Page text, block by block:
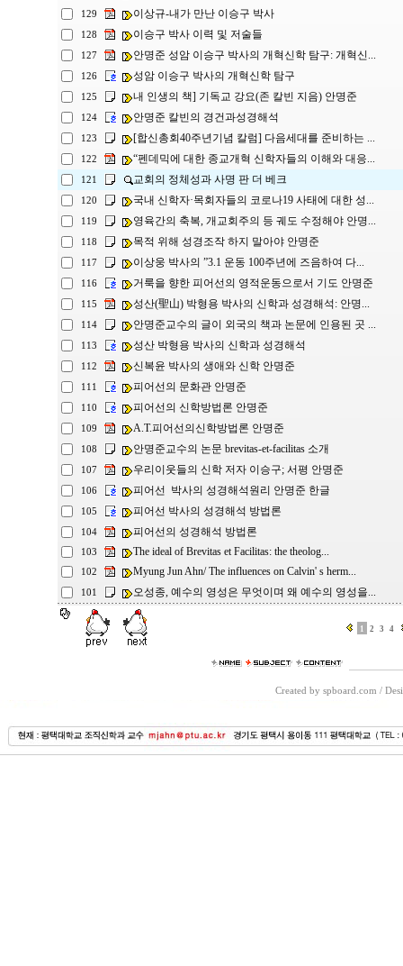
129 이상규-내가 만난 이승구 박사
128 이승구 박사 이력 및 저술들
127 안명준 성암 이승구 박사의 개혁신학 탐구: 개혁신...
126 성암 이승구 박사의 개혁신학 탐구
125 내 인생의 책] 기독교 강요(존 칼빈 지음) 안명준
124 안명준 칼빈의 경건과성경해석
123 [합신총회40주년기념 칼럼] 다음세대를 준비하는 ...
122 “펜데믹에 대한 종교개혁 신학자들의 이해와 대응...
121 교회의 정체성과 사명 판 더 베크
120 국내 신학자·목회자들의 코로나19 사태에 대한 성...
119 영육간의 축복, 개교회주의 등 궤도 수정해야 안명...
118 목적 위해 성경조작 하지 말아야 안명준
117 이상웅 박사의 ”3.1 운동 100주년에 즈음하여 다...
116 거룩을 향한 피어선의 영적운동으로서 기도 안명준
115 성산(聖山) 박형용 박사의 신학과 성경해석: 안명...
114 안명준교수의 글이 외국의 책과 논문에 인용된 곳 ...
113 성산 박형용 박사의 신학과 성경해석
112 신복윤 박사의 생애와 신학 안명준
111 피어선의 문화관 안명준
110 피어선의 신학방법론 안명준
109 A.T.피어선의신학방법론 안명준
108 안명준교수의 논문 brevitas-et-facilitas 소개
107 우리이웃들의 신학 저자 이승구; 서평 안명준
106 피어선 박사의 성경해석원리 안명준 한글
105 피어선 박사의 성경해석 방법론
104 피어선의 성경해석 방법론
103 The ideal of Brevitas et Facilitas: the theolog...
102 Myung Jun Ahn/ The influences on Calvin' s herm...
101 오성종, 예수의 영성은 무엇이며 왜 예수의 영성을...
1 2 3 4
Created by spboard.com /